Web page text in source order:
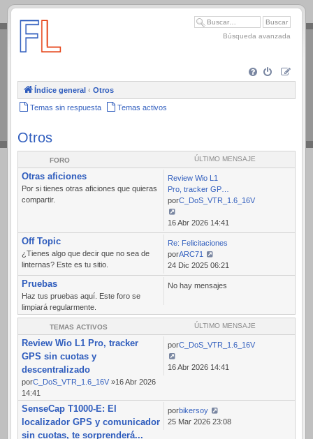
.
Búsqueda avanzada
Índice general ‹ Otros
Temas sin respuesta Temas activos
Otros
FORO ÚLTIMO MENSAJE
Otras aficiones
Por si tienes otras aficiones que quieras
compartir.
Review Wio L1
Pro, tracker GP…
porC_DoS_VTR_1.6_16V
Ver
último
mensaje
16 Abr 2026 14:41
Off Topic
¿Tienes algo que decir que no sea de
linternas? Este es tu sitio.
Re: Felicitaciones
porARC71
Ver
último
mensaje
24 Dic 2025 06:21
Pruebas
Haz tus pruebas aquí. Este foro se
limpiará regularmente.
No hay mensajes
TEMAS ACTIVOS ÚLTIMO MENSAJE
Review Wio L1 Pro, tracker
GPS sin cuotas y
descentralizado
porC_DoS_VTR_1.6_16V »16 Abr 2026
14:41
porC_DoS_VTR_1.6_16V
16 Abr 2026 14:41
SenseCap T1000-E: El
localizador GPS y comunicador
sin cuotas, te sorprenderá...
porbikersoy
25 Mar 2026 23:08